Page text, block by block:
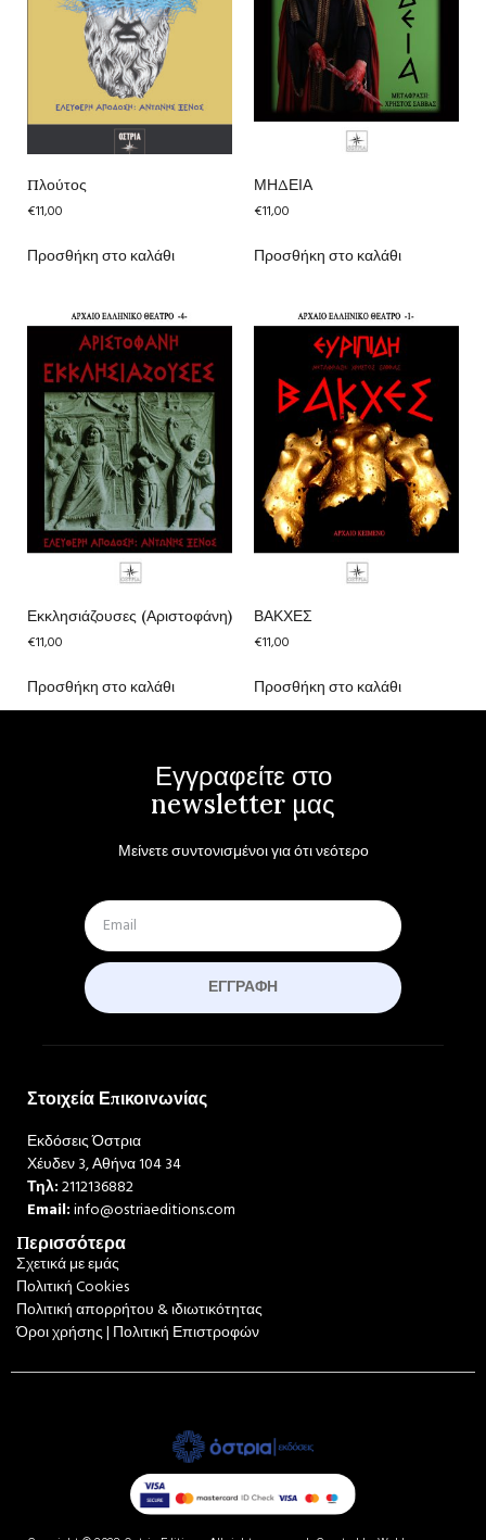
Πλούτος
€11,00
Προσθήκη στο καλάθι
ΜΗΔΕΙΑ
€11,00
Προσθήκη στο καλάθι
Εκκλησιάζουσες (Αριστοφάνη)
€11,00
Προσθήκη στο καλάθι
ΒΑΚΧΕΣ
€11,00
Προσθήκη στο καλάθι
Εγγραφείτε στο
newsletter μας
Μείνετε συντονισμένοι για ότι νεότερο
ΕΓΓΡΑΦΉ
Στοιχεία Επικοινωνίας
Εκδόσεις Όστρια
Χέυδεν 3, Αθήνα 104 34
Τηλ:2112136882
Email:info@ostriaeditions.com
Περισσότερα
Σχετικά με εμάς
Πολιτική Cookies
Πολιτική απορρήτου & ιδιωτικότητας
Όροι χρήσης | Πολιτική Επιστροφών